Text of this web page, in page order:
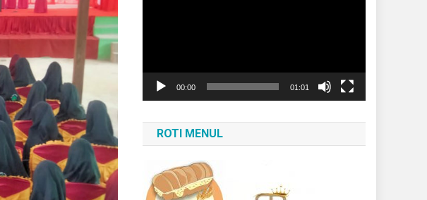
00:00 01:01
ROTI MENUL